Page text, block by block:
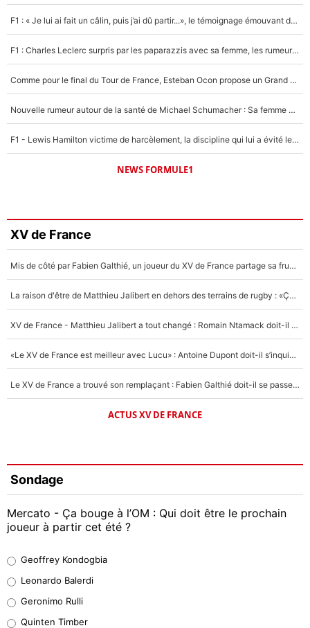
F1 : « Je lui ai fait un câlin, puis j’ai dû partir...», le témoignage émouvant de Max Verstappen sur sa fille
F1 : Charles Leclerc surpris par les paparazzis avec sa femme, les rumeurs étaient vraies !
Comme pour le final du Tour de France, Esteban Ocon propose un Grand Prix de Formule 1 à Paris : «Autour de l’Arc de Triomphe, ce serait génial» !
Nouvelle rumeur autour de la santé de Michael Schumacher : Sa femme Corinna sort du silence
F1 - Lewis Hamilton victime de harcèlement, la discipline qui lui a évité le pire : «J'aurais probablement mal tourné»
NEWS FORMULE1
XV de France
Mis de côté par Fabien Galthié, un joueur du XV de France partage sa frustration : «ils ne me l’ont pas dit tout de suite»
La raison d'être de Matthieu Jalibert en dehors des terrains de rugby : «Ça m'atteint autant que si tu touches à un membre de ma famille»
XV de France - Matthieu Jalibert a tout changé : Romain Ntamack doit-il s’inquiéter pour sa place à un an de la Coupe du monde ?
«Le XV de France est meilleur avec Lucu» : Antoine Dupont doit-il s’inquiéter pour sa place ?
Le XV de France a trouvé son remplaçant : Fabien Galthié doit-il se passer d'Antoine Dupont ?
ACTUS XV DE FRANCE
Sondage
Mercato - Ça bouge à l’OM : Qui doit être le prochain
joueur à partir cet été ?
38%
32%
Geoffrey Kondogbia
Leonardo Balerdi
Geronimo Rulli
Quinten Timber